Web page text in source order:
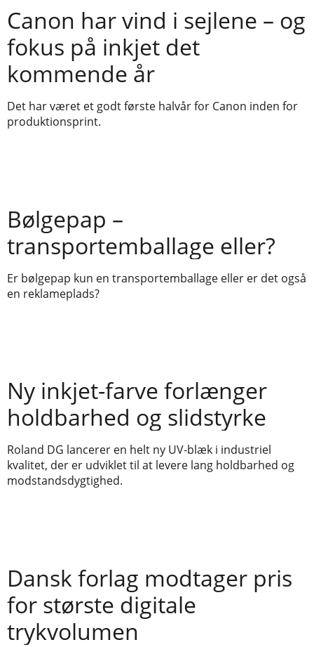
Canon har vind i sejlene – og
fokus på inkjet det
kommende år
Det har været et godt første halvår for Canon inden for
produktionsprint.
Bølgepap –
transportemballage eller?
Er bølgepap kun en transportemballage eller er det også
en reklameplads?
Ny inkjet-farve forlænger
holdbarhed og slidstyrke
Roland DG lancerer en helt ny UV-blæk i industriel
kvalitet, der er udviklet til at levere lang holdbarhed og
modstandsdygtighed.
Dansk forlag modtager pris
for største digitale
trykvolumen